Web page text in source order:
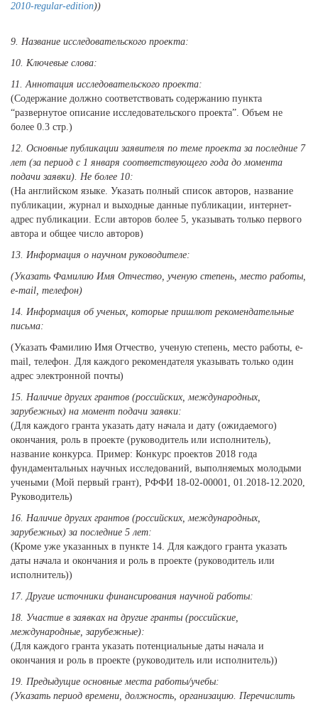
2010-regular-edition))
9. Название исследовательского проекта:
10. Ключевые слова:
11. Аннотация исследовательского проекта:
(Содержание должно соответствовать содержанию пункта
“развернутое описание исследовательского проекта”. Объем не
более 0.3 стр.)
12. Основные публикации заявителя по теме проекта за последние 7
лет (за период с 1 января соответствующего года до момента
подачи заявки). Не более 10:
(На английском языке. Указать полный список авторов, название
публикации, журнал и выходные данные публикации, интернет-
адрес публикации. Если авторов более 5, указывать только первого
автора и общее число авторов)
13. Информация о научном руководителе:
(Указать Фамилию Имя Отчество, ученую степень, место работы,
e-mail, телефон)
14. Информация об ученых, которые пришлют рекомендательные
письма:
(Указать Фамилию Имя Отчество, ученую степень, место работы, e-
mail, телефон. Для каждого рекомендателя указывать только один
адрес электронной почты)
15. Наличие других грантов (российских, международных,
зарубежных) на момент подачи заявки:
(Для каждого гранта указать дату начала и дату (ожидаемого)
окончания, роль в проекте (руководитель или исполнитель),
название конкурса. Пример: Конкурс проектов 2018 года
фундаментальных научных исследований, выполняемых молодыми
учеными (Мой первый грант), РФФИ 18-02-00001, 01.2018-12.2020,
Руководитель)
16. Наличие других грантов (российских, международных,
зарубежных) за последние 5 лет:
(Кроме уже указанных в пункте 14. Для каждого гранта указать
даты начала и окончания и роль в проекте (руководитель или
исполнитель))
17. Другие источники финансирования научной работы:
18. Участие в заявках на другие гранты (российские,
международные, зарубежные):
(Для каждого гранта указать потенциальные даты начала и
окончания и роль в проекте (руководитель или исполнитель))
19. Предыдущие основные места работы/учебы:
(Указать период времени, должность, организацию. Перечислить